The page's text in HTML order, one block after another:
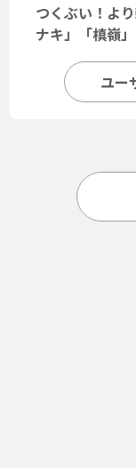
つくぶい！よ
ナキ」「槙嶺
ユー